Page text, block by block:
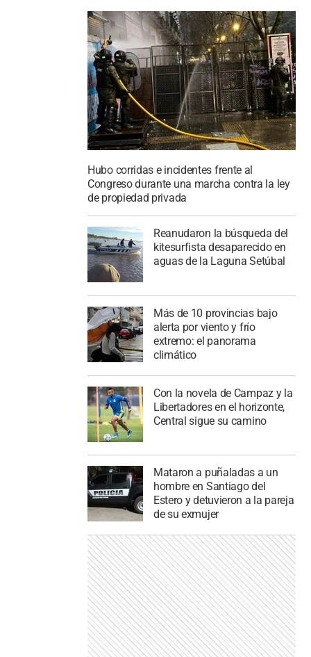
Hubo corridas e incidentes frente al
Congreso durante una marcha contra la ley
de propiedad privada
Reanudaron la búsqueda del
kitesurfista desaparecido en
aguas de la Laguna Setúbal
Más de 10 provincias bajo
alerta por viento y frío
extremo: el panorama
climático
Con la novela de Campaz y la
Libertadores en el horizonte,
Central sigue su camino
Mataron a puñaladas a un
hombre en Santiago del
Estero y detuvieron a la pareja
de su exmujer